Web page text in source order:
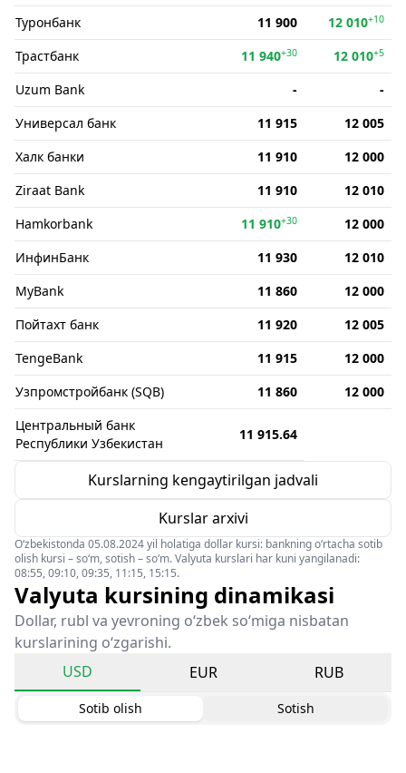
Туронбанк
11 900 12 010+10
Трастбанк 11 940+30 12 010+5
Uzum Bank -
-
Универсал банк
11 915
12 005
Халк банки
11 910
12 000
Ziraat Bank
11 910
12 010
Hamkorbank
11 910+30
12 000
ИнфинБанк
11 930
12 010
MyBank
11 860
12 000
Пойтахт банк
11 920
12 005
TengeBank
11 915
12 000
Узпромстройбанк (SQB)
11 860
12 000
Центральный банк
Республики Узбекистан
11 915.64
Kurslarning kengaytirilgan jadvali
Kurslar arxivi
O‘zbekistonda 05.08.2024 yil holatiga dollar kursi: bankning o‘rtacha sotib
olish kursi – so‘m, sotish – so‘m. Valyuta kurslari har kuni yangilanadi:
08:55, 09:10, 09:35, 11:15, 15:15.
Valyuta kursining dinamikasi
Dollar, rubl va yevroning o‘zbek so‘miga nisbatan
kurslarining o‘zgarishi.
USD
EUR RUB
Sotib olish Sotish